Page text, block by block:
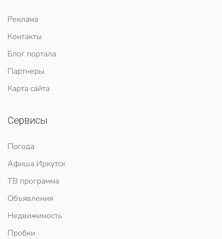
Реклама
Контакты
Блог портала
Партнеры
Карта сайта
Сервисы
Погода
Афиша Иркутск
ТВ программа
Объявления
Недвижимость
Пробки